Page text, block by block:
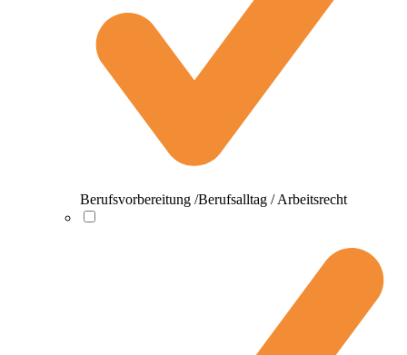
Berufsvorbereitung /Berufsalltag / Arbeitsrecht